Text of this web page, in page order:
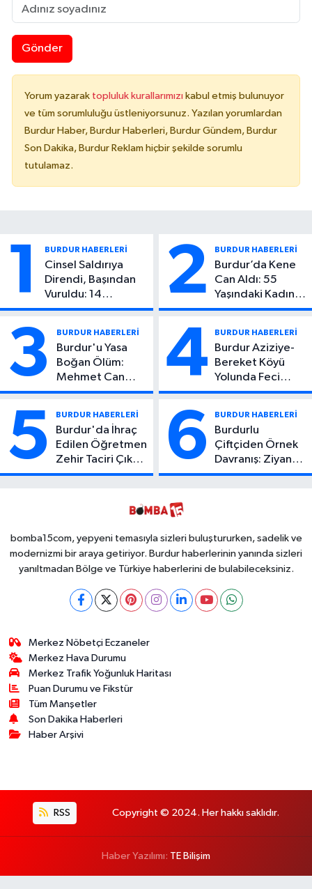
Gönder
Yorum yazarak topluluk kurallarımızı kabul etmiş bulunuyor
ve tüm sorumluluğu üstleniyorsunuz. Yazılan yorumlardan
Burdur Haber, Burdur Haberleri, Burdur Gündem, Burdur
Son Dakika, Burdur Reklam hiçbir şekilde sorumlu
tutulamaz.
1 BURDUR HABERLERİ
Cinsel Saldırıya
Direndi, Başından
Vuruldu: 14
Yaşındaki Çocuktan
2 BURDUR HABERLERİ
Burdur’da Kene
Can Aldı: 55
Yaşındaki Kadın
Hayatını Kaybetti
3 BURDUR HABERLERİ
Burdur'u Yasa
Boğan Ölüm:
Mehmet Can
Atıcı Genç Yaşta
4 BURDUR HABERLERİ
Burdur Aziziye-
Bereket Köyü
Yolunda Feci
Kaza: 1 Ölü, 2
5 BURDUR HABERLERİ
Burdur'da İhraç
Edilen Öğretmen
Zehir Taciri Çıktı:
Binlerce
6 BURDUR HABERLERİ
Burdurlu
Çiftçiden Örnek
Davranış: Ziyan
Olmasın Diye
Toplayabilecek
bomba15com, yepyeni temasıyla sizleri buluştururken, sadelik ve
modernizmi bir araya getiriyor. Burdur haberlerinin yanında sizleri
yanıltmadan Bölge ve Türkiye haberlerini de bulabileceksiniz.
Merkez Nöbetçi Eczaneler
Merkez Hava Durumu
Merkez Trafik Yoğunluk Haritası
Puan Durumu ve Fikstür
Tüm Manşetler
Son Dakika Haberleri
Haber Arşivi
RSS Copyright © 2024. Her hakkı saklıdır.
Haber Yazılımı: TE Bilişim